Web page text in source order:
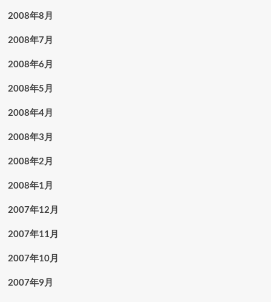
2008年8月
2008年7月
2008年6月
2008年5月
2008年4月
2008年3月
2008年2月
2008年1月
2007年12月
2007年11月
2007年10月
2007年9月